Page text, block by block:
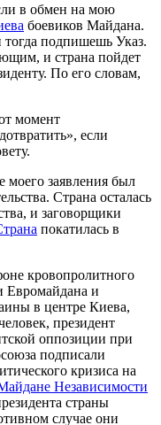
в обмен на мою
боевиков Майдана.
подпишешь Указ.
и страна пойдет
По его словам,
момент
если
моего заявления был
Страна осталась
и заговорщики
покатилась в
кровопролитного
Евромайдана и
в центре Киева,
президент
оппозиции при
подписали
кризиса на
Независимости
страны
случае они